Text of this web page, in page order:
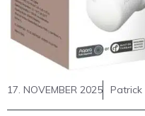
17. NOVEMBER 2025 Patrick